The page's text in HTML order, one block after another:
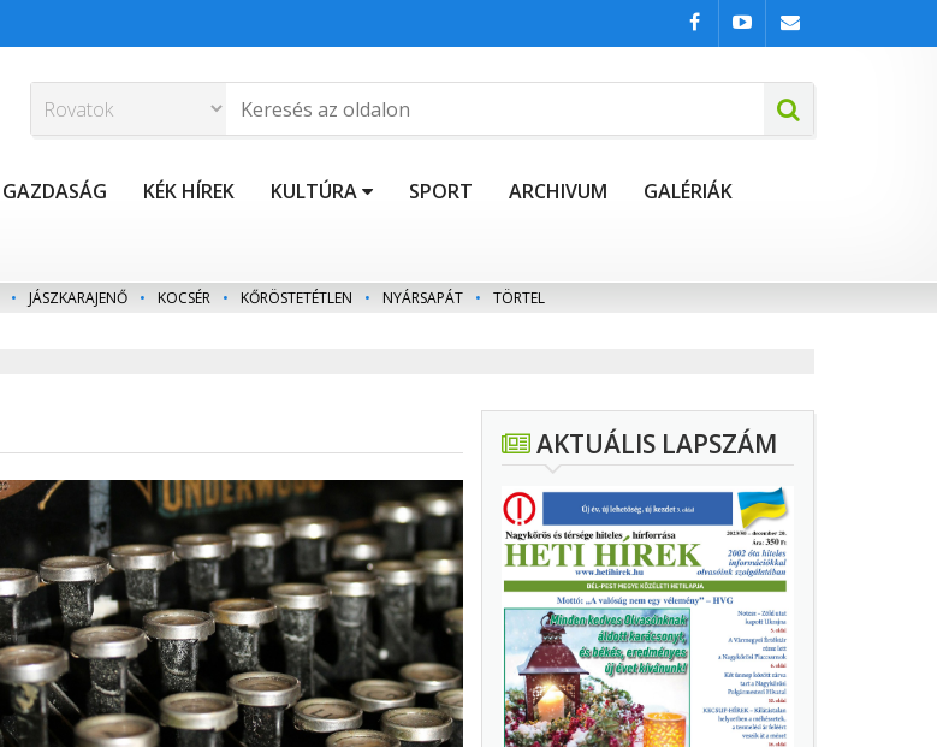
GAZDASÁG KÉK HÍREK KULTÚRA SPORT ARCHIVUM GALÉRIÁK
• JÁSZKARAJENŐ • KOCSÉR • KŐRÖSTETÉTLEN • NYÁRSAPÁT • TÖRTEL
AKTUÁLIS LAPSZÁM